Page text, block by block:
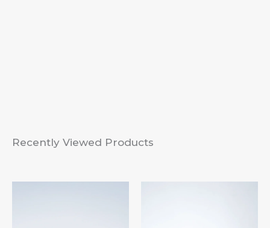
Recently Viewed Products